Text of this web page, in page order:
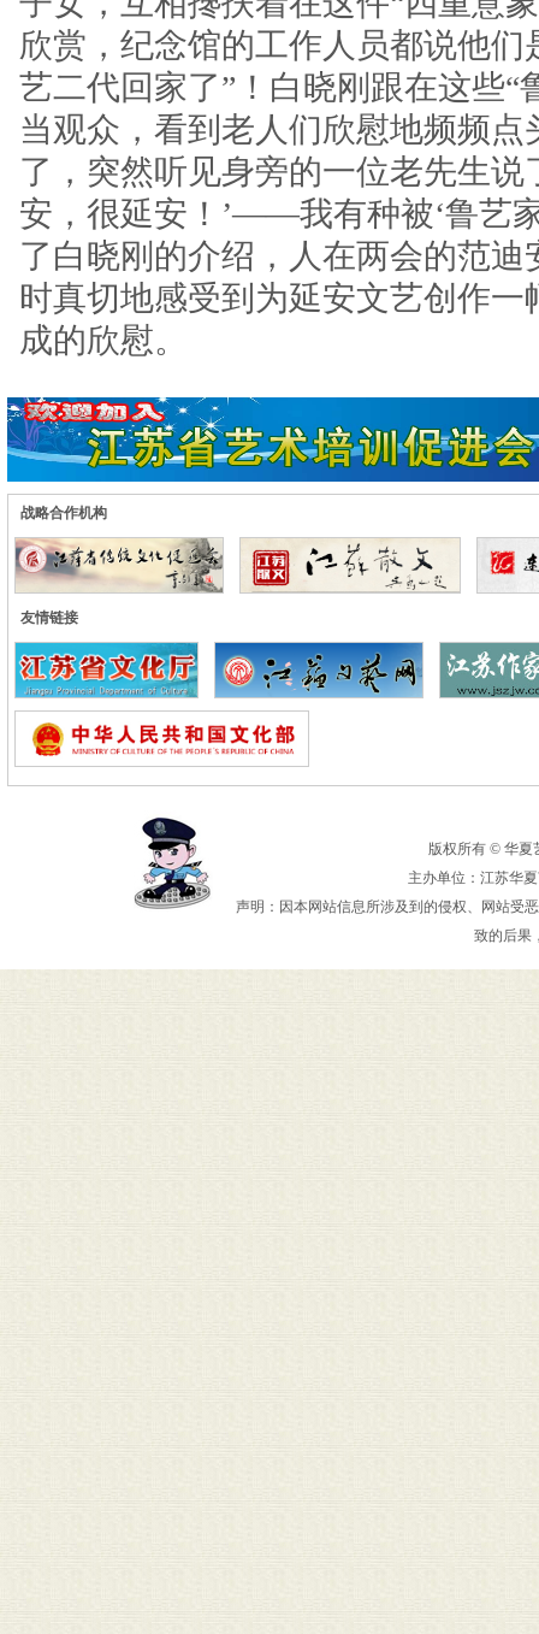
欣赏，纪念馆的工作人员都说他们
艺二代回家了”！白晓刚跟在这些“
当观众，看到老人们欣慰地频频点
了，突然听见身旁的一位老先生说
安，很延安！’——我有种被‘鲁艺
了白晓刚的介绍，人在两会的范
时真切地感受到为延安文艺创作
成的欣慰。
战略合作机构
友情链接
版权所有 © 华夏
主办单位：江苏华
声明：因本网站信息所涉及到的侵权、网站受
致的后果